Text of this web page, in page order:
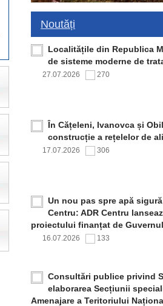
Noutăți
Localitățile din Republica
de sisteme moderne de
27.07.2026 270
În Cățeleni, Ivanovca și
construcție a rețelelor de
17.07.2026 306
Un nou pas spre apă
Centru: ADR Centru
proiectului finanțat de
16.07.2026 133
Consultări publice privind
elaborarea Secțiunii
Amenajare a Teritoriului